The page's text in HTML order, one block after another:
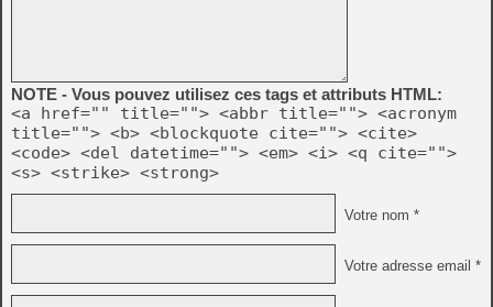
NOTE - Vous pouvez utilisez ces tags et attributs HTML:
<a href="" title=""> <abbr title=""> <acronym
title=""> <b> <blockquote cite=""> <cite>
<code> <del datetime=""> <em> <i> <q cite="">
<s> <strike> <strong>
Votre nom *
Votre adresse email *